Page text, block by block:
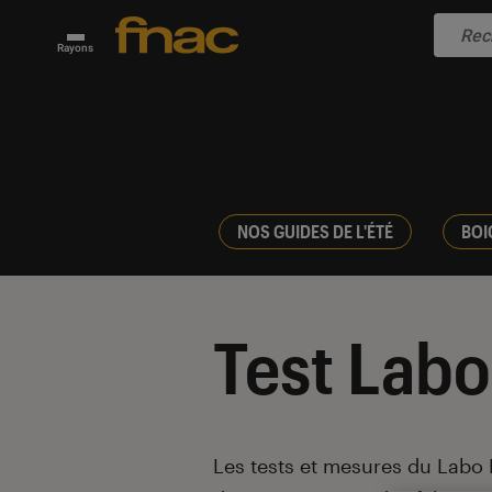
Rayons
NOS GUIDES DE L'ÉTÉ
Test Labo
Introduction
Les tests et mesures du